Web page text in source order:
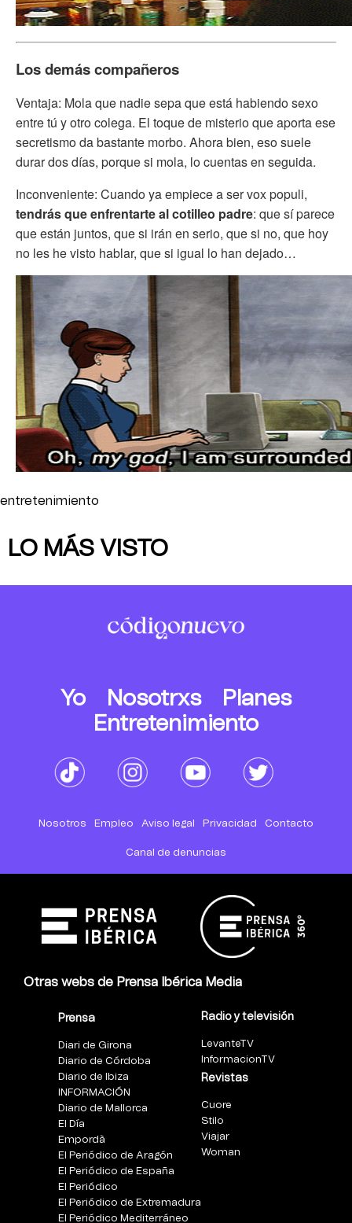
Los demás compañeros
Ventaja: Mola que nadie sepa que está habiendo sexo
entre tú y otro colega. El toque de misterio que aporta ese
secretismo da bastante morbo. Ahora bien, eso suele
durar dos días, porque si mola, lo cuentas en seguida.
Inconveniente: Cuando ya empiece a ser vox populi,
tendrás que enfrentarte al cotilleo padre: que sí parece
que están juntos, que si irán en serio, que si no, que hoy
no les he visto hablar, que si igual lo han dejado…
entretenimiento
LO MÁS VISTO
Yo Nosotrxs
Planes
Entretenimiento
Nosotros Empleo Aviso legal Privacidad Contacto
Canal de denuncias
Otras webs de Prensa Ibérica Media
Prensa
Diari de Girona
Diario de Córdoba
Diario de Ibiza
INFORMACIÓN
Diario de Mallorca
El Día
Empordà
El Periódico de Aragón
El Periódico de España
El Periódico
El Periódico de Extremadura
El Periódico Mediterráneo
Radio y televisión
LevanteTV
InformacionTV
Revistas
Cuore
Stilo
Viajar
Woman